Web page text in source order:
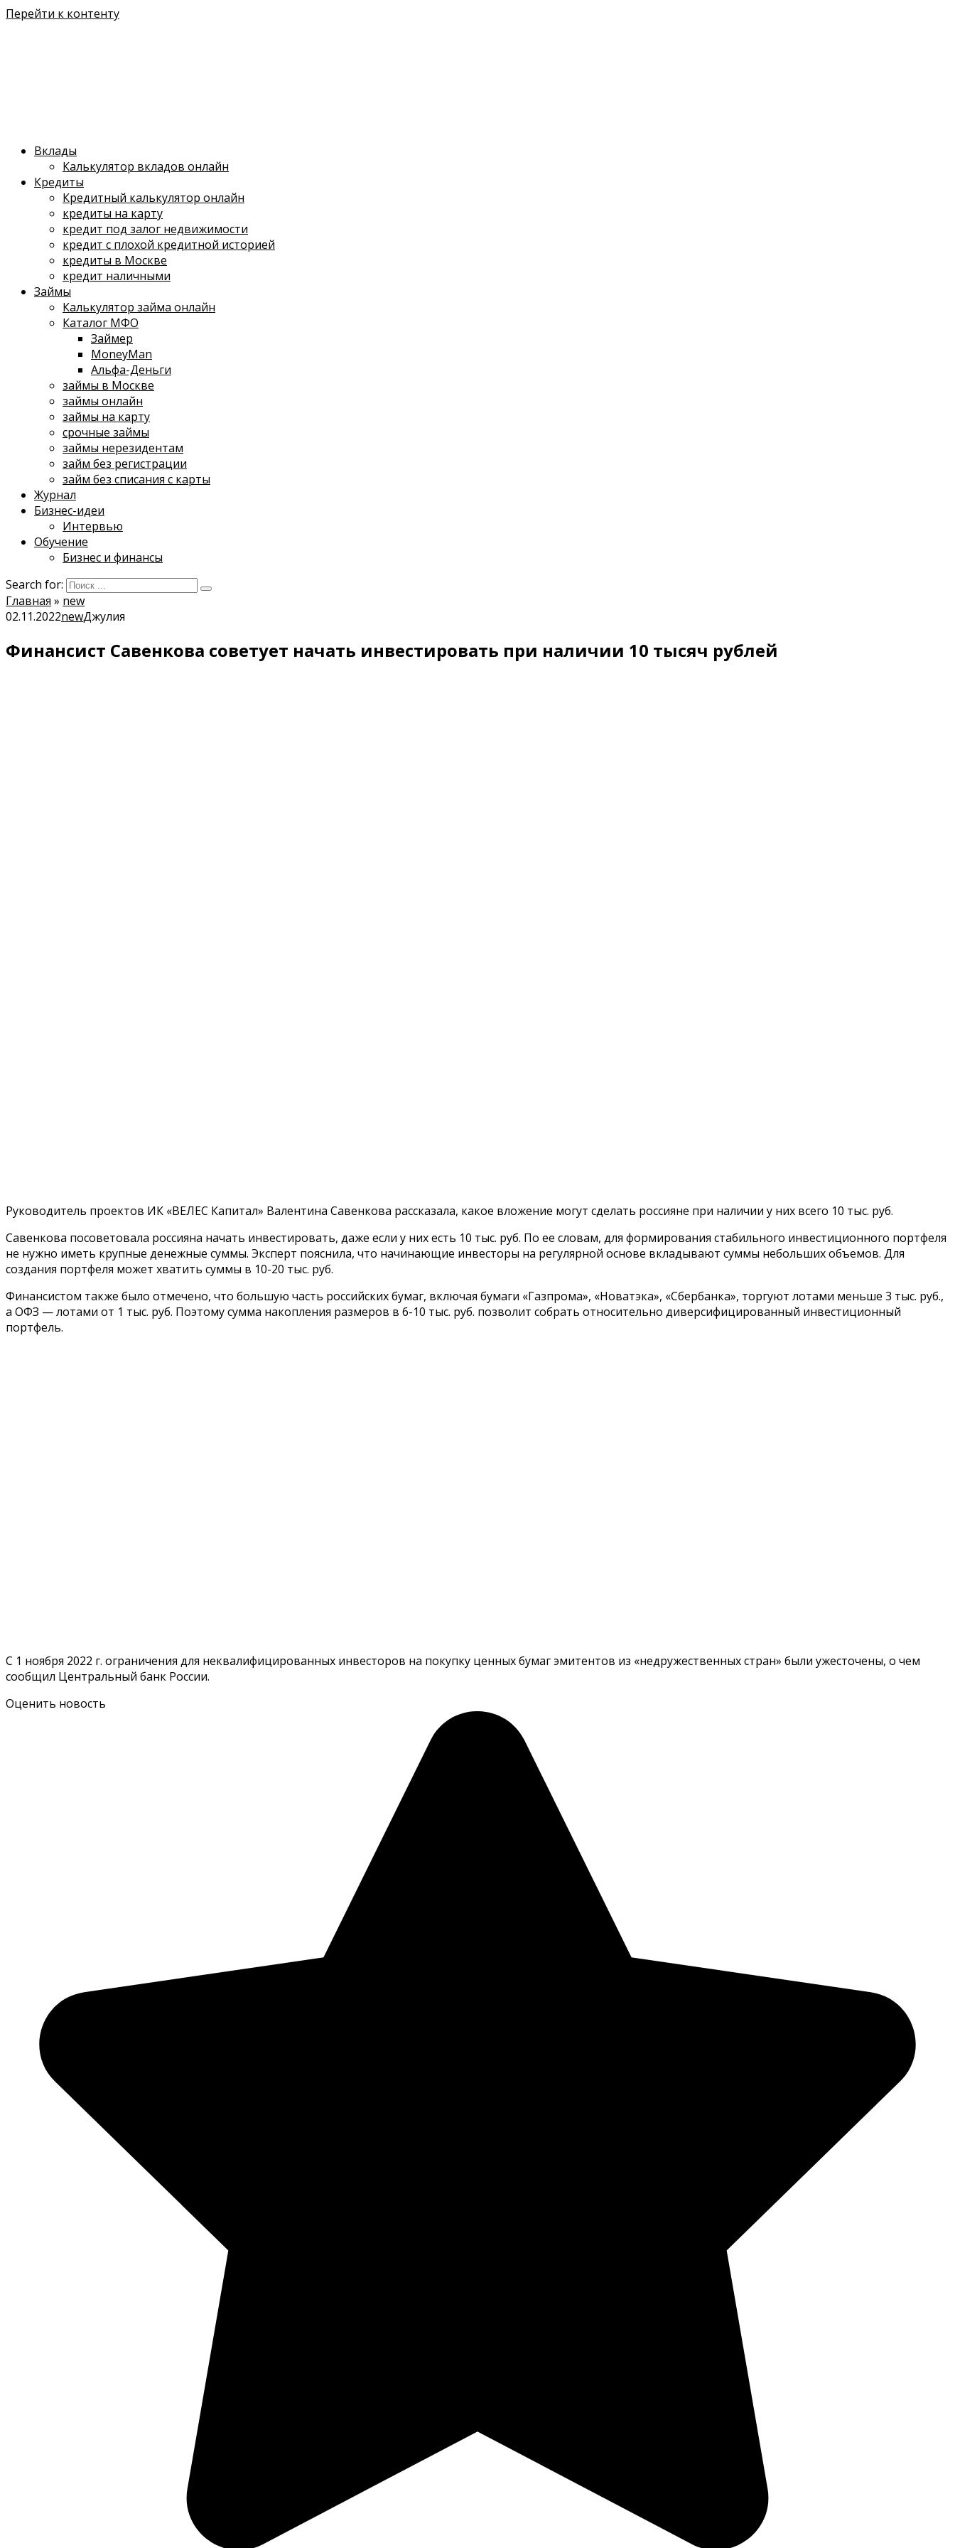
Перейти к контенту
Вклады
Калькулятор вкладов онлайн
Кредиты
Кредитный калькулятор онлайн
кредиты на карту
кредит под залог недвижимости
кредит с плохой кредитной историей
кредиты в Москве
кредит наличными
Займы
Калькулятор займа онлайн
Каталог МФО
Займер
MoneyMan
Альфа-Деньги
займы в Москве
займы онлайн
займы на карту
срочные займы
займы нерезидентам
займ без регистрации
займ без списания с карты
Журнал
Бизнес-идеи
Интервью
Обучение
Бизнес и финансы
Search for:
Главная » new
02.11.2022newДжулия
Финансист Савенкова советует начать инвестировать при наличии 10 тысяч рублей
Руководитель проектов ИК «ВЕЛЕС Капитал» Валентина Савенкова рассказала, какое вложение могут сделать россияне при наличии у них всего 10 тыс. руб.
Савенкова посоветовала россияна начать инвестировать, даже если у них есть 10 тыс. руб. По ее словам, для формирования стабильного инвестиционного портфеля
не нужно иметь крупные денежные суммы. Эксперт пояснила, что начинающие инвесторы на регулярной основе вкладывают суммы небольших объемов. Для
создания портфеля может хватить суммы в 10-20 тыс. руб.
Финансистом также было отмечено, что большую часть российских бумаг, включая бумаги «Газпрома», «Новатэка», «Сбербанка», торгуют лотами меньше 3 тыс. руб.,
а ОФЗ — лотами от 1 тыс. руб. Поэтому сумма накопления размеров в 6-10 тыс. руб. позволит собрать относительно диверсифицированный инвестиционный
портфель.
С 1 ноября 2022 г. ограничения для неквалифицированных инвесторов на покупку ценных бумаг эмитентов из «недружественных стран» были ужесточены, о чем
сообщил Центральный банк России.
Оценить новость